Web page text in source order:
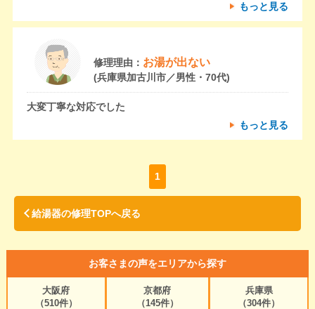
もっと見る
修理理由： お湯が出ない
(兵庫県加古川市／男性・70代)
大変丁寧な対応でした
もっと見る
1
給湯器の修理TOPへ戻る
お客さまの声をエリアから探す
大阪府
（510件）
京都府
（145件）
兵庫県
（304件）